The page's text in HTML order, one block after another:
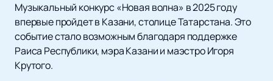
Музыкальный конкурс «Новая волна» в 2025 году
впервые пройдет в Казани, столице Татарстана. Это
событие стало возможным благодаря поддержке
Раиса Республики, мэра Казани и маэстро Игоря
Крутого.